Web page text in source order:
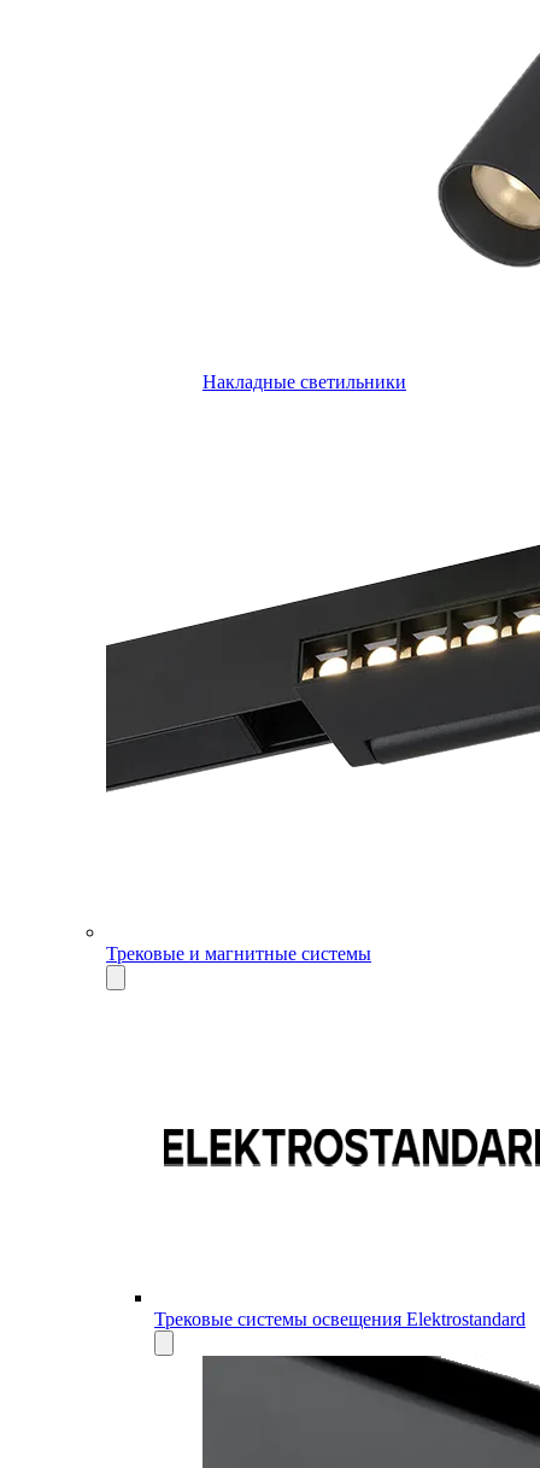
Накладные светильники
Трековые и магнитные системы
Трековые системы освещения Elektrostandard